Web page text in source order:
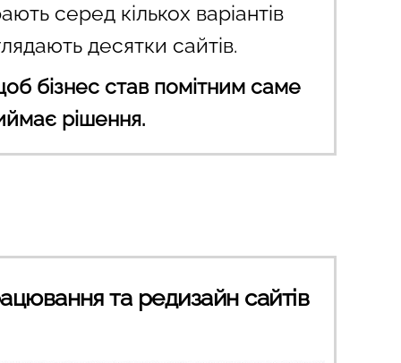
серед кількох варіантів
десятки сайтів.
бізнес став помітним саме
рішення.
та редизайн сайтів